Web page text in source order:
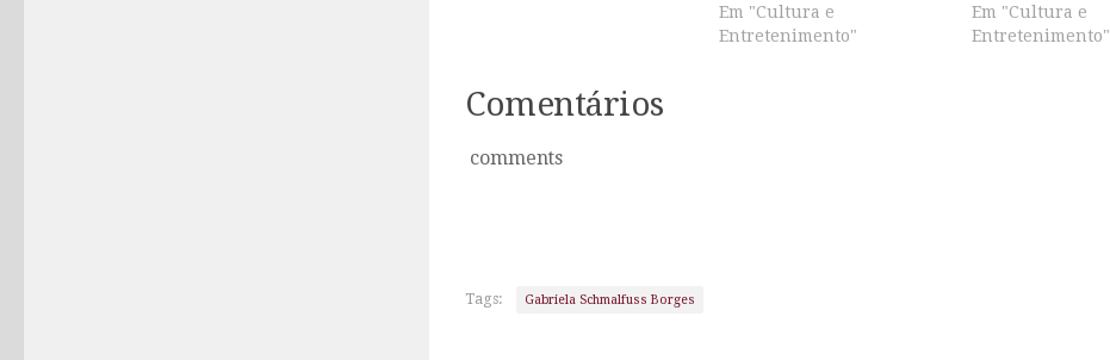
Em "Cultura e
Entretenimento"
Em "Cultura e
Entretenimento"
Comentários
comments
Tags: Gabriela Schmalfuss Borges